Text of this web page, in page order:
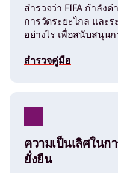
สำรวจว่า FIFA กำลัง
การวัดระยะไกล และ
อย่างไร เพื่อสนับสนุน
สำรวจคู่มือ
ความเป็นเลิศในก
ยั่งยืน